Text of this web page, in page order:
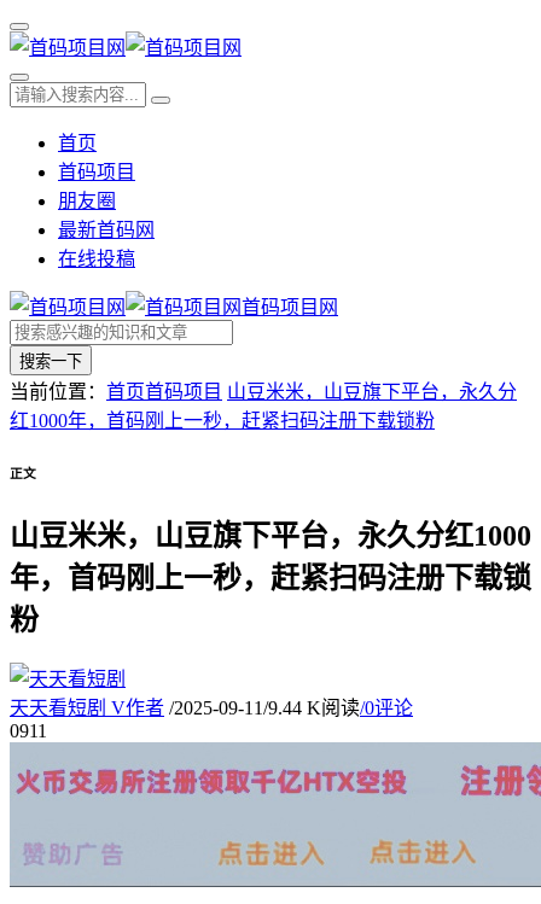
首页
首码项目
朋友圈
最新首码网
在线投稿
首码项目网
搜索一下
当前位置： 首页首码项目 山豆米米，山豆旗下平台，永久分
红1000年，首码刚上一秒，赶紧扫码注册下载锁粉
正文
山豆米米，山豆旗下平台，永久分红1000
年，首码刚上一秒，赶紧扫码注册下载锁
粉
天天看短剧 V作者 /2025-09-11/9.44 K阅读/0评论
0911